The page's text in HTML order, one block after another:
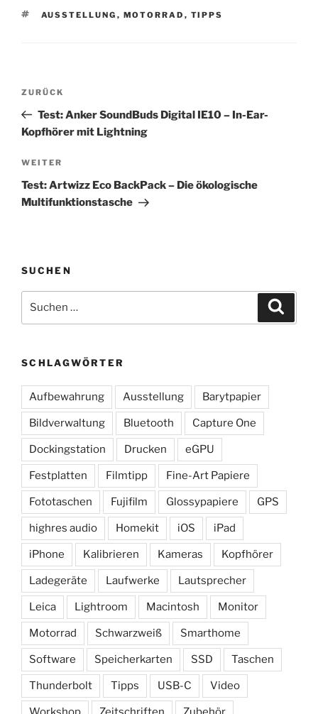
SCHLAGWÖRTER
AUSSTELLUNG , MOTORRAD , TIPPS
Beitragsnavigation
Vorheriger
Beitrag
ZURÜCK
Test: Anker SoundBuds Digital IE10 – In-Ear-
Kopfhörer mit Lightning
Nächster
Beitrag
WEITER
Test: Artwizz Eco BackPack – Die ökologische
Multifunktionstasche
SUCHEN
nach:
SCHLAGWÖRTER
Aufbewahrung Ausstellung Barytpapier
Bildverwaltung Bluetooth Capture One
Dockingstation Drucken eGPU
Festplatten Filmtipp Fine-Art Papiere
Fototaschen Fujifilm Glossypapiere GPS
highres audio Homekit iOS iPad
iPhone Kalibrieren Kameras Kopfhörer
Ladegeräte Laufwerke Lautsprecher
Leica Lightroom Macintosh Monitor
Motorrad Schwarzweiß Smarthome
Software Speicherkarten SSD Taschen
Thunderbolt Tipps USB-C Video